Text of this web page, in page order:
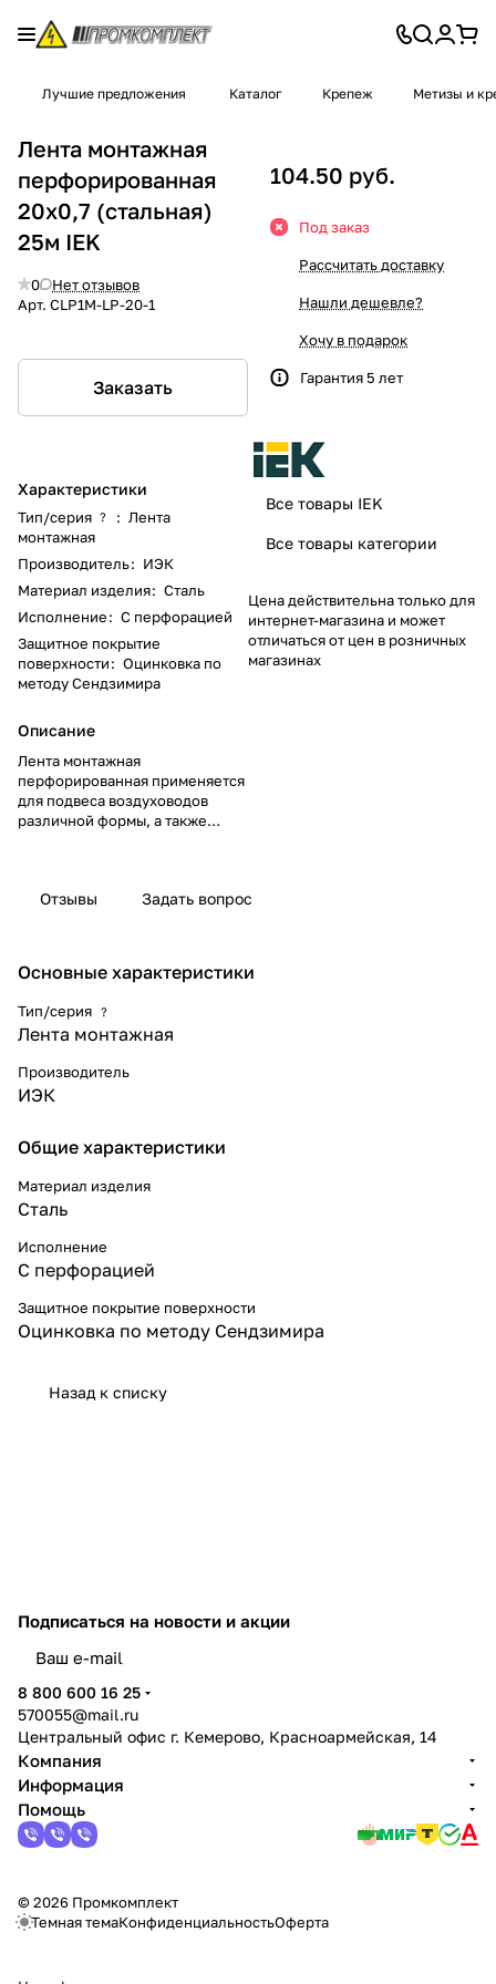
Лучшие предложения Каталог Крепеж Метизы и
Лента монтажная
перфорированная
20х0,7 (стальная)
25м IEK
0
Нет отзывов
Арт. CLP1M-LP-20-1
Заказать
Характеристики
Тип/серия ? : Лента
монтажная
Производитель: ИЭК
Материал изделия: Сталь
Исполнение: C перфорацией
Защитное покрытие
поверхности: Оцинковка по
методу Сендзимира
Описание
Лента монтажная
перфорированная применяется
для подвеса воздуховодов
различной формы, а также
монтажных элементов.
104.50 руб.
Под заказ
Рассчитать доставку
Нашли дешевле?
Хочу в подарок
Гарантия 5 лет
Все товары IEK
Все товары категории
Цена действительна только для
интернет-магазина и может
отличаться от цен в розничных
магазинах
Отзывы Задать вопрос
Основные характеристики
Тип/серия ?
Лента монтажная
Производитель
ИЭК
Общие характеристики
Материал изделия
Сталь
Исполнение
C перфорацией
Защитное покрытие поверхности
Оцинковка по методу Сендзимира
Назад к списку
Подписаться на новости и акции
8 800 600 16 25
570055@mail.ru
Центральный офис г. Кемерово, Красноармейская, 14
Компания
Информация
Помощь
© 2026 Промкомплект
Темная темаКонфиденциальностьОферта